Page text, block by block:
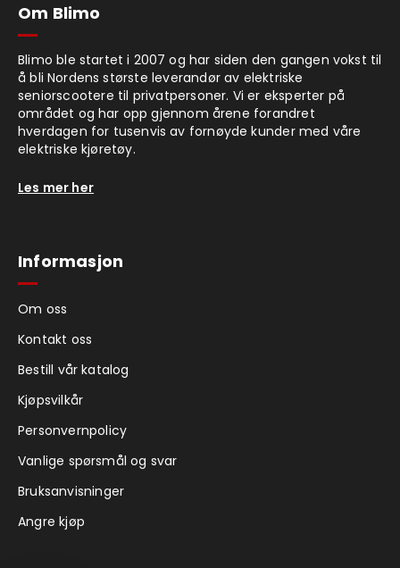
Om Blimo
Blimo ble startet i 2007 og har siden den gangen vokst til
å bli Nordens største leverandør av elektriske
seniorscootere til privatpersoner. Vi er eksperter på
området og har opp gjennom årene forandret
hverdagen for tusenvis av fornøyde kunder med våre
elektriske kjøretøy.
Les mer her
Informasjon
Om oss
Kontakt oss
Bestill vår katalog
Kjøpsvilkår
Personvernpolicy
Vanlige spørsmål og svar
Bruksanvisninger
Angre kjøp